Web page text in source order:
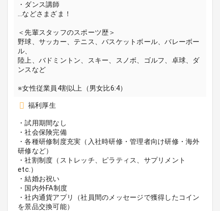
・ダンス講師
…などさまざま！
＜先輩スタッフのスポーツ歴＞
野球、サッカー、テニス、バスケットボール、バレーボー
ル、
陸上、バドミントン、スキー、スノボ、ゴルフ、卓球、ダ
ンスなど
※女性従業員4割以上（男女比6:4）
福利厚生
・試用期間なし
・社会保険完備
・各種研修制度充実（入社時研修・管理者向け研修・海外
研修など）
・社割制度（ストレッチ、ピラティス、サプリメント
etc.）
・結婚お祝い
・国内外FA制度
・社内通貨アプリ（社員間のメッセージで獲得したコイン
を景品交換可能）